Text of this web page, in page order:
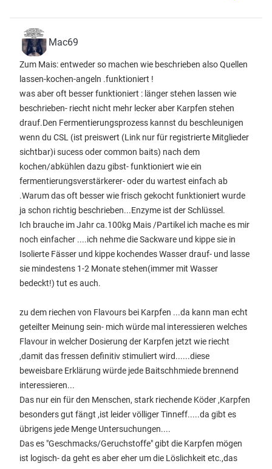
Mac69
Zum Mais: entweder so machen wie beschrieben also Quellen
lassen-kochen-angeln .funktioniert !
was aber oft besser funktioniert : länger stehen lassen wie
beschrieben- riecht nicht mehr lecker aber Karpfen stehen
drauf.Den Fermentierungsprozess kannst du beschleunigen
wenn du CSL (ist preiswert (Link nur für registrierte Mitglieder
sichtbar)i sucess oder common baits) nach dem
kochen/abkühlen dazu gibst- funktioniert wie ein
fermentierungsverstärkerer- oder du wartest einfach ab
.Warum das oft besser wie frisch gekocht funktioniert wurde
ja schon richtig beschrieben...Enzyme ist der Schlüssel.
Ich brauche im Jahr ca.100kg Mais /Partikel ich mache es mir
noch einfacher ....ich nehme die Sackware und kippe sie in
Isolierte Fässer und kippe kochendes Wasser drauf- und lasse
sie mindestens 1-2 Monate stehen(immer mit Wasser
bedeckt!) tut es auch.
zu dem riechen von Flavours bei Karpfen ...da kann man echt
geteilter Meinung sein- mich würde mal interessieren welches
Flavour in welcher Dosierung der Karpfen jetzt wie riecht
,damit das fressen definitiv stimuliert wird......diese
beweisbare Erklärung würde jede Baitschhmiede brennend
interessieren...
Das nur ein für den Menschen, stark riechende Köder ,Karpfen
besonders gut fängt ,ist leider völliger Tinneff.....da gibt es
übrigens jede Menge Untersuchungen....
Das es "Geschmacks/Geruchstoffe" gibt die Karpfen mögen
ist logisch- da geht es aber eher um die Löslichkeit etc.,das